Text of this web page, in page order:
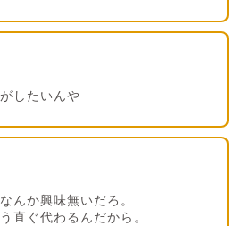
したいんや
んか興味無いだろ。
直ぐ代わるんだから。